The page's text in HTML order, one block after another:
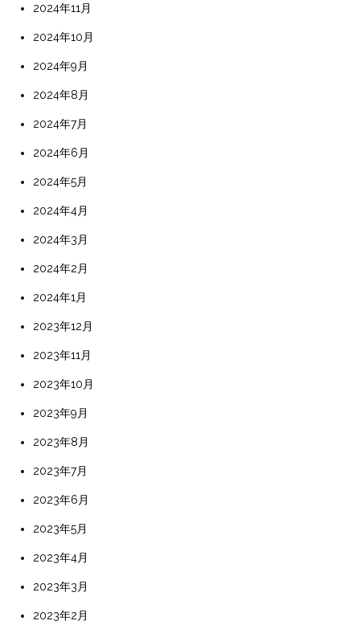
2024年11月
2024年10月
2024年9月
2024年8月
2024年7月
2024年6月
2024年5月
2024年4月
2024年3月
2024年2月
2024年1月
2023年12月
2023年11月
2023年10月
2023年9月
2023年8月
2023年7月
2023年6月
2023年5月
2023年4月
2023年3月
2023年2月